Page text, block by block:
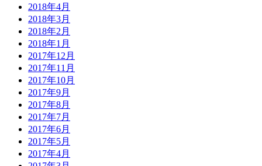
2018年4月
2018年3月
2018年2月
2018年1月
2017年12月
2017年11月
2017年10月
2017年9月
2017年8月
2017年7月
2017年6月
2017年5月
2017年4月